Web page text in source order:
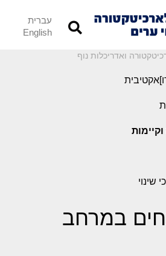
עברית
English
שינוי
במרחב